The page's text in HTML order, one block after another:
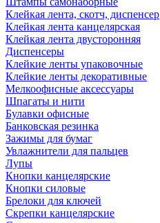
Клейкая лента, скотч, диспенсер
Клейкая лента канцелярская
Клейкая лента двусторонняя
Диспенсеры
Клейкие ленты упаковочные
Клейкие ленты декоративные
Мелкоофисные аксессуары
Шпагаты и нити
Булавки офисные
Банковская резинка
Зажимы для бумаг
Увлажнители для пальцев
Лупы
Кнопки канцелярские
Кнопки силовые
Брелоки для ключей
Скрепки канцелярские